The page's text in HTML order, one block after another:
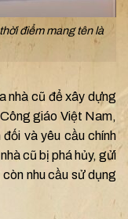
điểm mang tên là
nhà cũ để xây dựng
giáo Việt Nam,
và yêu cầu chính
cũ bị phá hủy, gửi
nhu cầu sử dụng